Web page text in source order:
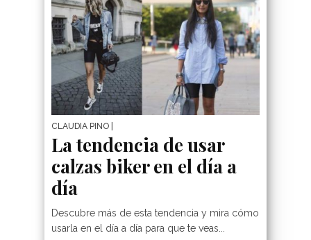
CLAUDIA PINO
La tendencia de usar
calzas biker en el día a
día
Descubre más de esta tendencia y mira cómo
usarla en el día a día para que te veas...